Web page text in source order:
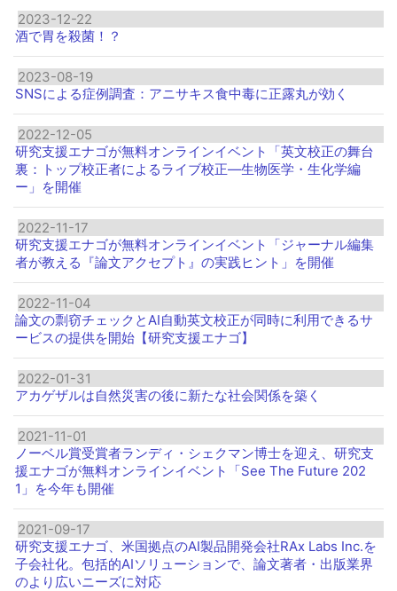
2023-12-22
酒で胃を殺菌！？
2023-08-19
SNSによる症例調査：アニサキス食中毒に正露丸が効く
2022-12-05
研究支援エナゴが無料オンラインイベント「英文校正の舞台
裏：トップ校正者によるライブ校正―生物医学・生化学編
ー」を開催
2022-11-17
研究支援エナゴが無料オンラインイベント「ジャーナル編集
者が教える『論文アクセプト』の実践ヒント」を開催
2022-11-04
論文の剽窃チェックとAI自動英文校正が同時に利用できるサ
ービスの提供を開始【研究支援エナゴ】
2022-01-31
アカゲザルは自然災害の後に新たな社会関係を築く
2021-11-01
ノーベル賞受賞者ランディ・シェクマン博士を迎え、研究支
援エナゴが無料オンラインイベント「See The Future 202
1」を今年も開催
2021-09-17
研究支援エナゴ、米国拠点のAI製品開発会社RAx Labs Inc.を
子会社化。包括的AIソリューションで、論文著者・出版業界
のより広いニーズに対応